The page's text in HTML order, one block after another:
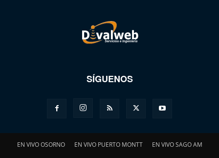
SÍGUENOS
EN VIVO OSORNO EN VIVO PUERTO MONTT EN VIVO SAGO AM